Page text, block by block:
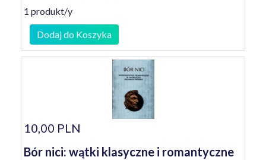
1 produkt/y
Dodaj do Koszyka
10,00 PLN
Bór nici: wątki klasyczne i romantyczne